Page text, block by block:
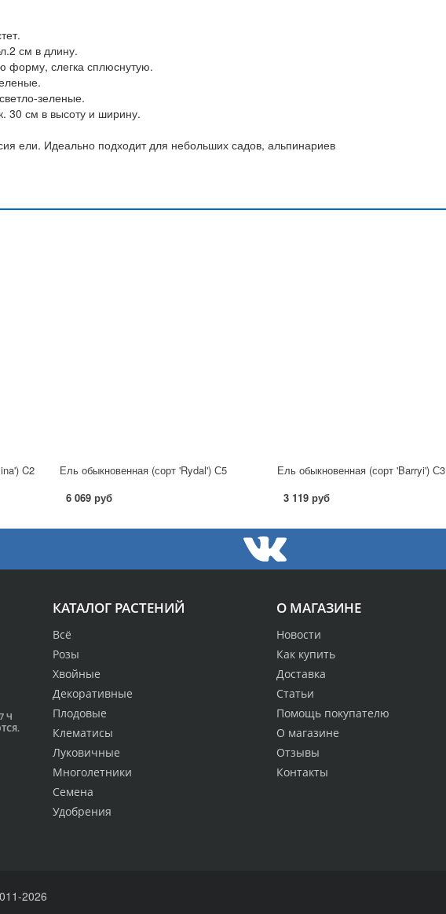
см в длину.
форму, слегка сплюснутую.
зеленые.
30 см в высоту и ширину.
ели. Идеально подходит для небольших садов, альпинариев
C2
Ель обыкновенная (сорт 'Rydal') С5
6 069 руб
Ель обыкновенная (сорт 'Barryi') С3
3 119 руб
О МАГАЗИНЕ
Новости
Как купить
Доставка
Статьи
Помощь покупателю
О магазине
Отзывы
Контакты
КАТАЛОГ РАСТЕНИЙ
Всё
Розы
Хвойные
Декоративные
Плодовые
Клематисы
Луковичные
Многолетники
Семена
Удобрения
Ч
2026